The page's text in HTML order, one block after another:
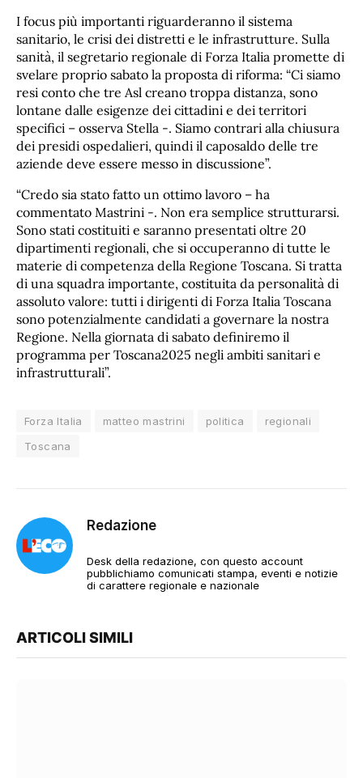
I focus più importanti riguarderanno il sistema
sanitario, le crisi dei distretti e le infrastrutture. Sulla
sanità, il segretario regionale di Forza Italia promette di
svelare proprio sabato la proposta di riforma: “Ci siamo
resi conto che tre Asl creano troppa distanza, sono
lontane dalle esigenze dei cittadini e dei territori
specifici – osserva Stella -. Siamo contrari alla chiusura
dei presidi ospedalieri, quindi il caposaldo delle tre
aziende deve essere messo in discussione”.
“Credo sia stato fatto un ottimo lavoro – ha
commentato Mastrini -. Non era semplice strutturarsi.
Sono stati costituiti e saranno presentati oltre 20
dipartimenti regionali, che si occuperanno di tutte le
materie di competenza della Regione Toscana. Si tratta
di una squadra importante, costituita da personalità di
assoluto valore: tutti i dirigenti di Forza Italia Toscana
sono potenzialmente candidati a governare la nostra
Regione. Nella giornata di sabato definiremo il
programma per Toscana2025 negli ambiti sanitari e
infrastrutturali”.
Forza Italia matteo mastrini politica
regionali
Toscana
Redazione
Desk della redazione, con questo account
pubblichiamo comunicati stampa, eventi e notizie
di carattere regionale e nazionale
ARTICOLI SIMILI